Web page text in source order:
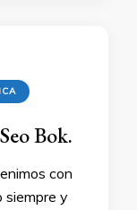
Bok.
con
siempre y